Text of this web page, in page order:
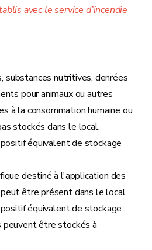
avec le service d’incendie
substances nutritives, denrées
pour animaux ou autres
à la consommation humaine ou
stockés dans le local,
équivalent de stockage
destiné à l'application des
être présent dans le local,
équivalent de stockage ;
être stockés à